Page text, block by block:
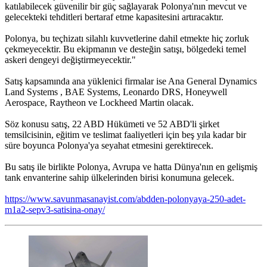
katılabilecek güvenilir bir güç sağlayarak Polonya'nın mevcut ve
gelecekteki tehditleri bertaraf etme kapasitesini artıracaktır.
Polonya, bu teçhizatı silahlı kuvvetlerine dahil etmekte hiç zorluk
çekmeyecektir. Bu ekipmanın ve desteğin satışı, bölgedeki temel
askeri dengeyi değiştirmeyecektir."
Satış kapsamında ana yüklenici firmalar ise Ana General Dynamics
Land Systems , BAE Systems, Leonardo DRS, Honeywell
Aerospace, Raytheon ve Lockheed Martin olacak.
Söz konusu satış, 22 ABD Hükümeti ve 52 ABD'li şirket
temsilcisinin, eğitim ve teslimat faaliyetleri için beş yıla kadar bir
süre boyunca Polonya'ya seyahat etmesini gerektirecek.
Bu satış ile birlikte Polonya, Avrupa ve hatta Dünya'nın en gelişmiş
tank envanterine sahip ülkelerinden birisi konumuna gelecek.
https://www.savunmasanayist.com/abdden-polonyaya-250-adet-
m1a2-sepv3-satisina-onay/